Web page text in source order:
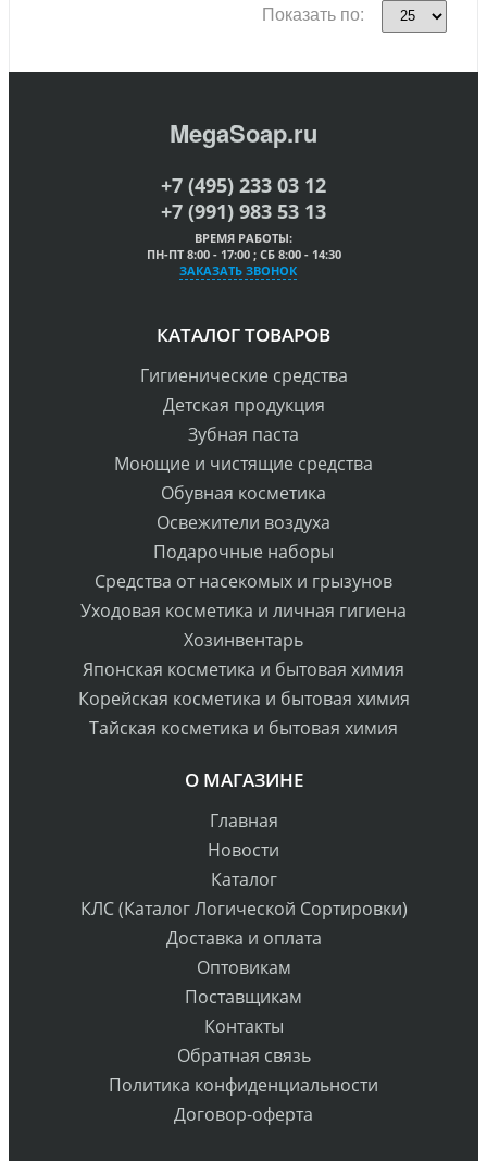
Показать по:
MegaSoap.ru
+7 (495) 233 03 12
+7 (991) 983 53 13
ВРЕМЯ РАБОТЫ:
ПН-ПТ 8:00 - 17:00 ; СБ 8:00 - 14:30
ЗАКАЗАТЬ ЗВОНОК
КАТАЛОГ ТОВАРОВ
Гигиенические средства
Детская продукция
Зубная паста
Моющие и чистящие средства
Обувная косметика
Освежители воздуха
Подарочные наборы
Средства от насекомых и грызунов
Уходовая косметика и личная гигиена
Хозинвентарь
Японская косметика и бытовая химия
Корейская косметика и бытовая химия
Тайская косметика и бытовая химия
О МАГАЗИНЕ
Главная
Новости
Каталог
КЛС (Каталог Логической Сортировки)
Доставка и оплата
Оптовикам
Поставщикам
Контакты
Обратная связь
Политика конфиденциальности
Договор-оферта